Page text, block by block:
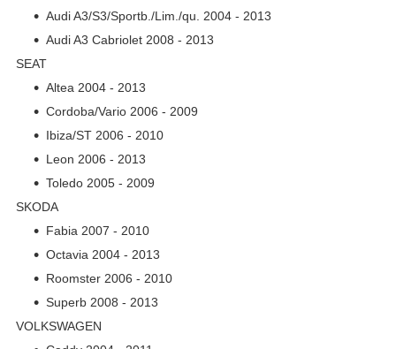
Audi A3/S3/Sportb./Lim./qu. 2004 - 2013
Audi A3 Cabriolet 2008 - 2013
SEAT
Altea 2004 - 2013
Cordoba/Vario 2006 - 2009
Ibiza/ST 2006 - 2010
Leon 2006 - 2013
Toledo 2005 - 2009
SKODA
Fabia 2007 - 2010
Octavia 2004 - 2013
Roomster 2006 - 2010
Superb 2008 - 2013
VOLKSWAGEN